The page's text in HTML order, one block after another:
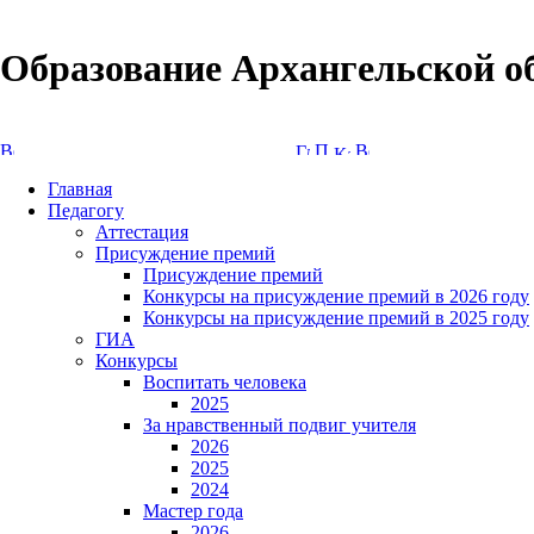
Образование Архангельской
Главная
Педагогу
Аттестация
Присуждение премий
Присуждение премий
Конкурсы на присуждение премий в 2026 году
Конкурсы на присуждение премий в 2025 году
ГИА
Конкурсы
Воспитать человека
2025
За нравственный подвиг учителя
2026
2025
2024
Мастер года